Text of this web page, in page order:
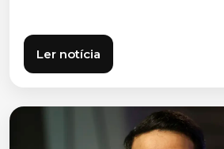
Ler notícia